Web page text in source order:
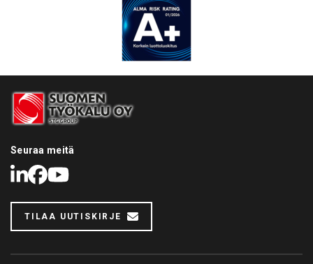
Seuraa meitä
LinkedIn
Facebook
Youtube
TILAA UUTISKIRJE